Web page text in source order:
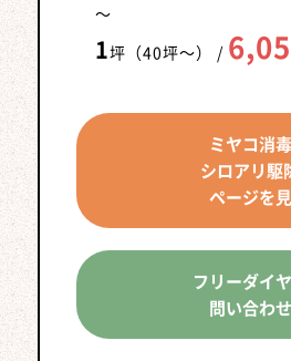
～
1坪（40坪～） /
ミヤコ消
シロアリ駆
ページを
フリーダイ
問い合わ